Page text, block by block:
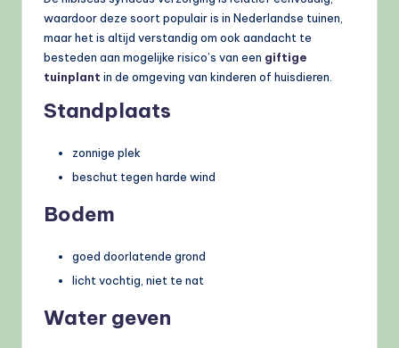
waardoor deze soort populair is in Nederlandse tuinen,
maar het is altijd verstandig om ook aandacht te
besteden aan mogelijke risico’s van een giftige
tuinplant in de omgeving van kinderen of huisdieren.
Standplaats
zonnige plek
beschut tegen harde wind
Bodem
goed doorlatende grond
licht vochtig, niet te nat
Water geven